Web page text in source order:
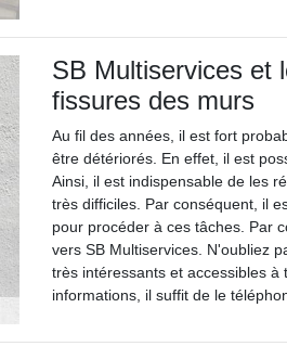
SB Multiservices et
fissures des murs
Au fil des années, il est fort
être détériorés. En effet, il est
Ainsi, il est indispensable de les
très difficiles. Par conséquent, il
pour procéder à ces tâches. Par
vers SB Multiservices. N'oubliez
très intéressants et accessibles
informations, il suffit de le